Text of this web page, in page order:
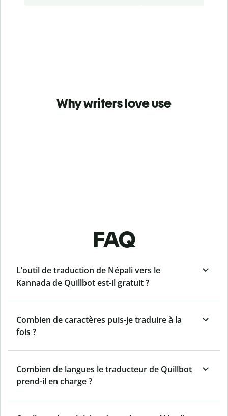
Why writers love use
FAQ
L’outil de traduction de Népali vers le
Kannada de Quillbot est-il gratuit ?
Combien de caractères puis-je traduire à la
fois ?
Combien de langues le traducteur de Quillbot
prend-il en charge ?